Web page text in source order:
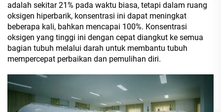
adalah sekitar 21% pada waktu biasa, tetapi dalam ruang
oksigen hiperbarik, konsentrasi ini dapat meningkat
beberapa kali, bahkan mencapai 100%. Konsentrasi
oksigen yang tinggi ini dengan cepat diangkut ke semua
bagian tubuh melalui darah untuk membantu tubuh
mempercepat perbaikan dan pemulihan diri.